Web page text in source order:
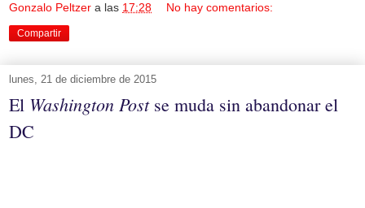
Gonzalo Peltzer a las 17:28 No hay comentarios:
Compartir
lunes, 21 de diciembre de 2015
El Washington Postse muda sin abandonar el
DC